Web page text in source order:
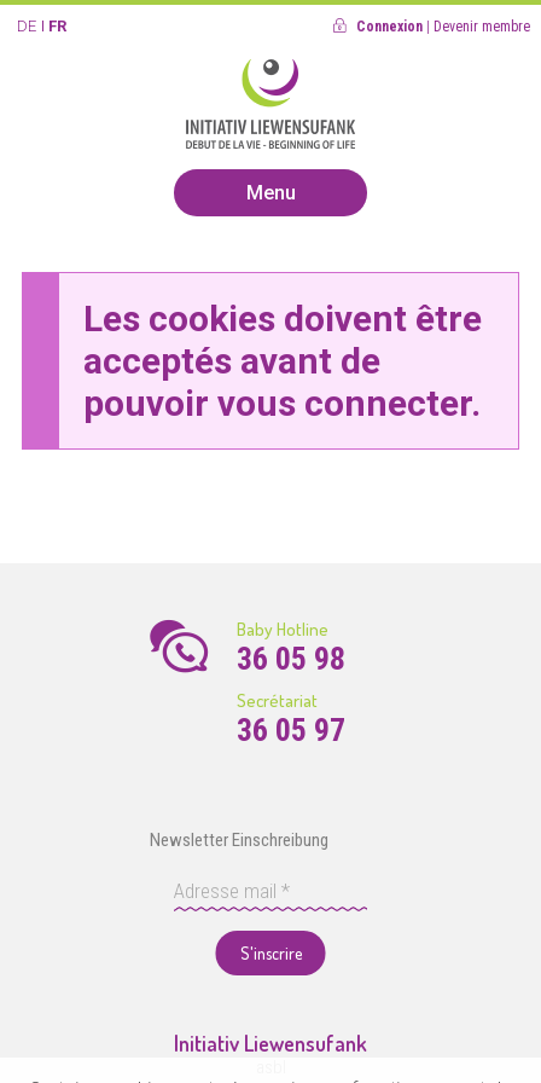
DE FR Connexion Devenir membre
Menu
Les cookies doivent être
acceptés avant de
pouvoir vous connecter.
Baby Hotline
36 05 98
Secrétariat
36 05 97
Newsletter Einschreibung
S'inscrire
Initiativ Liewensufank